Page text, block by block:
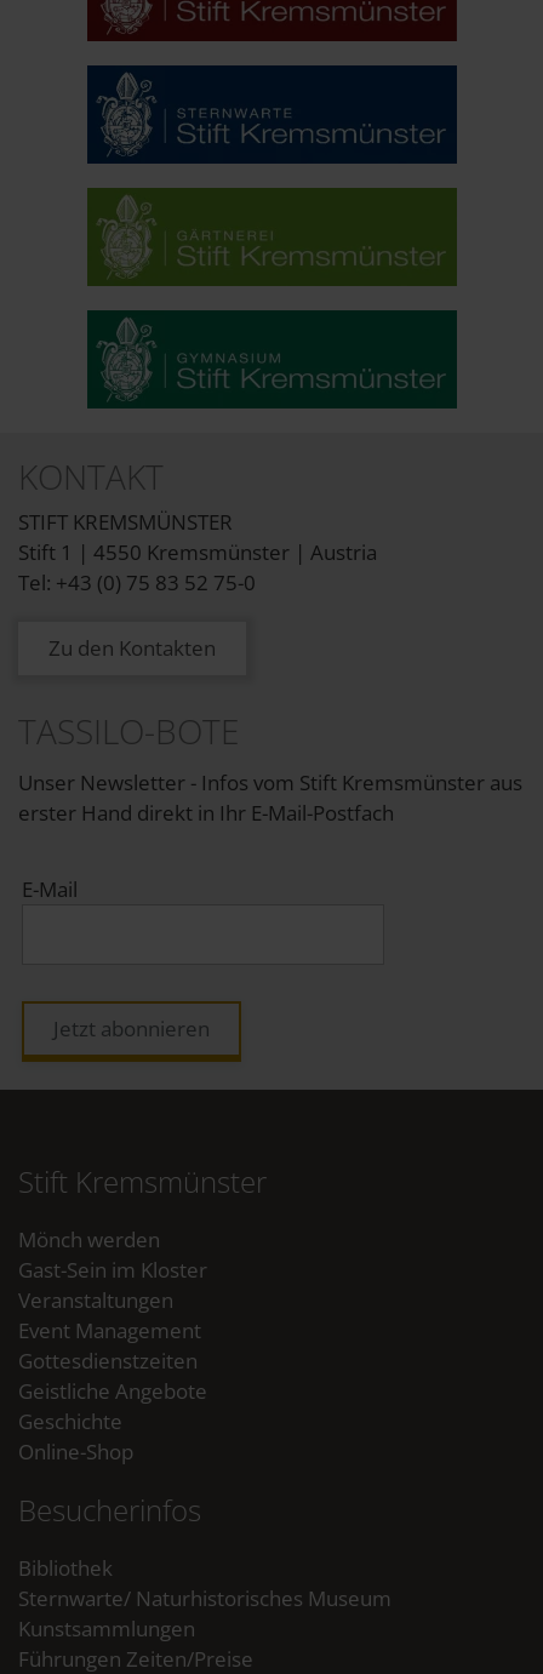
KONTAKT
STIFT KREMSMÜNSTER
Stift 1 | 4550 Kremsmünster | Austria
Tel: +43 (0) 75 83 52 75-0
Zu den Kontakten
TASSILO-BOTE
Unser Newsletter - Infos vom Stift Kremsmünster aus
erster Hand direkt in Ihr E-Mail-Postfach
E-Mail
Jetzt abonnieren
Stift Kremsmünster
Mönch werden
Gast-Sein im Kloster
Veranstaltungen
Event Management
Gottesdienstzeiten
Geistliche Angebote
Geschichte
Online-Shop
Besucherinfos
Bibliothek
Sternwarte/ Naturhistorisches Museum
Kunstsammlungen
Führungen Zeiten/Preise